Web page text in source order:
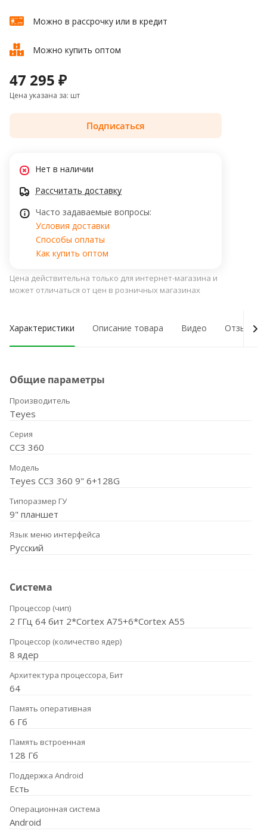
Можно в рассрочку или в кредит
Можно купить оптом
47 295 ₽
Цена указана за: шт
Подписаться
Нет в наличии
Рассчитать доставку
Часто задаваемые вопросы:
Условия доставки
Способы оплаты
Как купить оптом
Цена действительна только для интернет-магазина и
может отличаться от цен в розничных магазинах
Характеристики Описание товара Видео Отзывы о
Общие параметры
Производитель
Teyes
Серия
CC3 360
Модель
Teyes CC3 360 9" 6+128G
Типоразмер ГУ
9" планшет
Язык меню интерфейса
Русский
Система
Процессор (чип)
2 ГГц 64 бит 2*Cortex A75+6*Cortex A55
Процессор (количество ядер)
8 ядер
Архитектура процессора, Бит
64
Память оперативная
6 Гб
Память встроенная
128 Гб
Поддержка Android
Есть
Операционная система
Android